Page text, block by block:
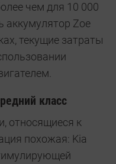
чем для 10 000
аккумулятор Zoe
текущие затраты
класс
относящиеся к
похожая: Kia